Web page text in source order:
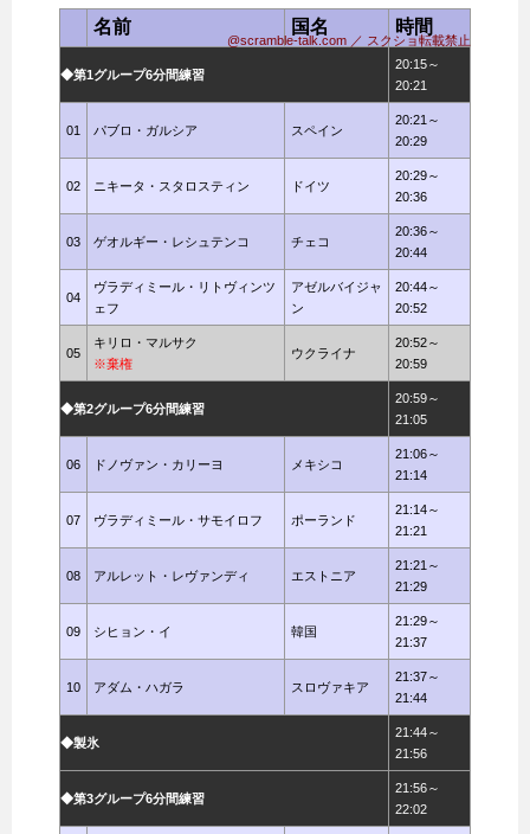
@scramble-talk.com ／ スクショ転載禁止
名前 国名 時間
◆第1グループ6分間練習
20:15～
20:21
01 パブロ・ガルシア スペイン
20:21～
20:29
02 ニキータ・スタロスティン ドイツ
20:29～
20:36
03 ゲオルギー・レシュテンコ チェコ
20:36～
20:44
04
ヴラディミール・リトヴィンツ
ェフ
アゼルバイジャ
ン
20:44～
20:52
05
キリロ・マルサク
※棄権
ウクライナ
20:52～
20:59
◆第2グループ6分間練習
20:59～
21:05
06 ドノヴァン・カリーヨ メキシコ
21:06～
21:14
07 ヴラディミール・サモイロフ ポーランド
21:14～
21:21
08 アルレット・レヴァンディ エストニア
21:21～
21:29
09 シヒョン・イ 韓国
21:29～
21:37
10 アダム・ハガラ スロヴァキア
21:37～
21:44
◆製氷
21:44～
21:56
◆第3グループ6分間練習
21:56～
22:02